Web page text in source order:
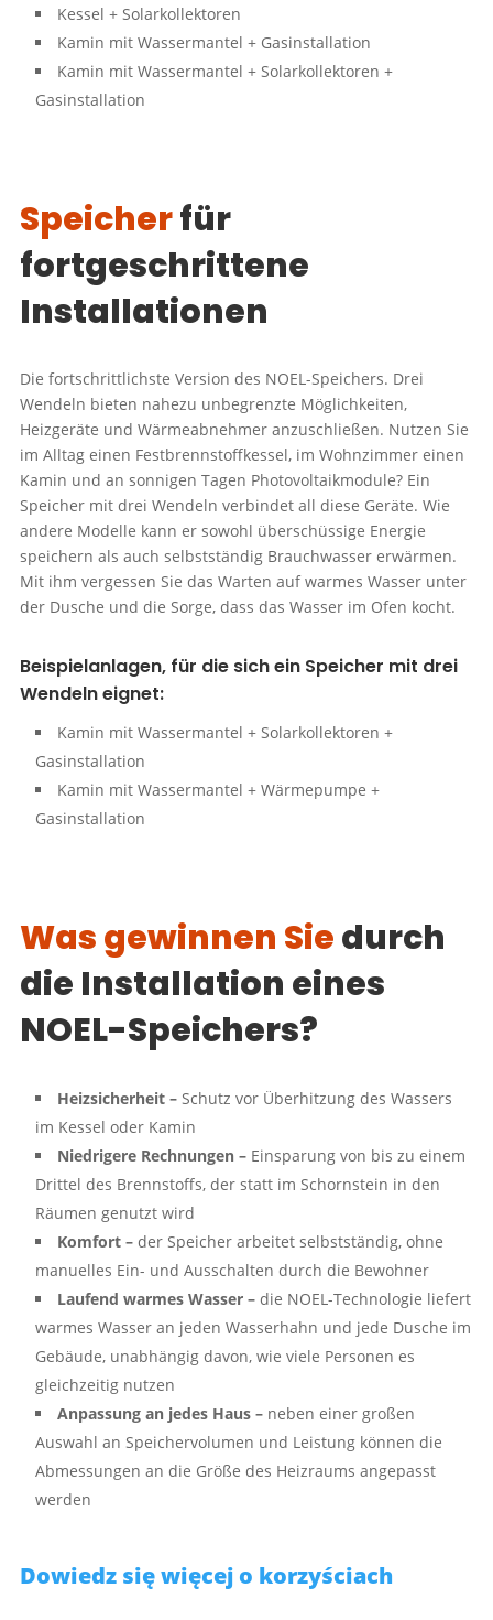
Kessel + Solarkollektoren
Kamin mit Wassermantel + Gasinstallation
Kamin mit Wassermantel + Solarkollektoren +
Gasinstallation
Speicherfür
fortgeschrittene
Installationen
Die fortschrittlichste Version des NOEL-Speichers. Drei
Wendeln bieten nahezu unbegrenzte Möglichkeiten,
Heizgeräte und Wärmeabnehmer anzuschließen. Nutzen Sie
im Alltag einen Festbrennstoffkessel, im Wohnzimmer einen
Kamin und an sonnigen Tagen Photovoltaikmodule? Ein
Speicher mit drei Wendeln verbindet all diese Geräte. Wie
andere Modelle kann er sowohl überschüssige Energie
speichern als auch selbstständig Brauchwasser erwärmen.
Mit ihm vergessen Sie das Warten auf warmes Wasser unter
der Dusche und die Sorge, dass das Wasser im Ofen kocht.
Beispielanlagen, für die sich ein Speicher mit drei
Wendeln eignet:
Kamin mit Wassermantel + Solarkollektoren +
Gasinstallation
Kamin mit Wassermantel + Wärmepumpe +
Gasinstallation
Was gewinnen Siedurch
die Installation eines
NOEL-Speichers?
Heizsicherheit – Schutz vor Überhitzung des Wassers
im Kessel oder Kamin
Niedrigere Rechnungen – Einsparung von bis zu einem
Drittel des Brennstoffs, der statt im Schornstein in den
Räumen genutzt wird
Komfort – der Speicher arbeitet selbstständig, ohne
manuelles Ein- und Ausschalten durch die Bewohner
Laufend warmes Wasser – die NOEL-Technologie liefert
warmes Wasser an jeden Wasserhahn und jede Dusche im
Gebäude, unabhängig davon, wie viele Personen es
gleichzeitig nutzen
Anpassung an jedes Haus – neben einer großen
Auswahl an Speichervolumen und Leistung können die
Abmessungen an die Größe des Heizraums angepasst
werden
Dowiedz się więcej o korzyściach